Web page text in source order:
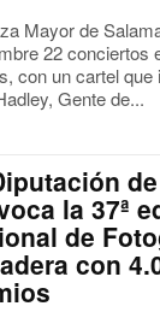
Mayor de
22 conciertos
con un cartel
Gente de...
la 37ª
de
con